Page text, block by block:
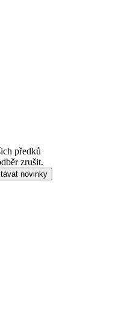
předků
zrušit.
novinky